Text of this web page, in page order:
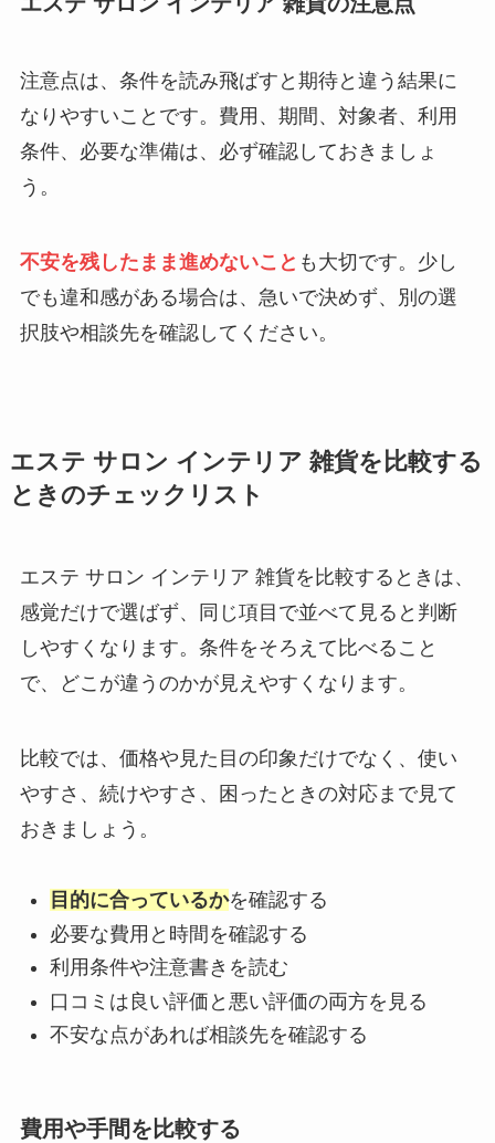
注意点は、条件を読み飛ばすと期待と違う結果に
なりやすいことです。費用、期間、対象者、利用
条件、必要な準備は、必ず確認しておきましょ
う。
不安を残したまま進めないこと も大切です。少し
でも違和感がある場合は、急いで決めず、別の選
択肢や相談先を確認してください。
エステ サロン インテリア 雑貨を比較する
ときのチェックリスト
エステ サロン インテリア 雑貨を比較するときは、
感覚だけで選ばず、同じ項目で並べて見ると判断
しやすくなります。条件をそろえて比べること
で、どこが違うのかが見えやすくなります。
比較では、価格や見た目の印象だけでなく、使い
やすさ、続けやすさ、困ったときの対応まで見て
おきましょう。
目的に合っているかを確認する
必要な費用と時間を確認する
利用条件や注意書きを読む
口コミは良い評価と悪い評価の両方を見る
不安な点があれば相談先を確認する
費用や手間を比較する